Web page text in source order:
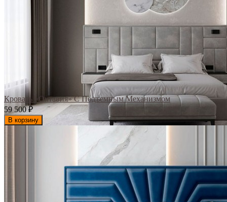
Кровать «Октавия» С Подъемным Механизмом
59 500₽
В корзину